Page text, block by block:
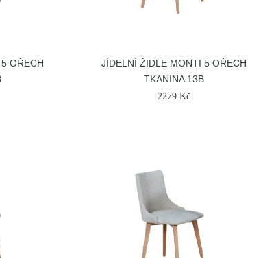
OŘECH
JÍDELNÍ ŽIDLE MONTI 5 OŘECH
TKANINA 13B
2279 Kč